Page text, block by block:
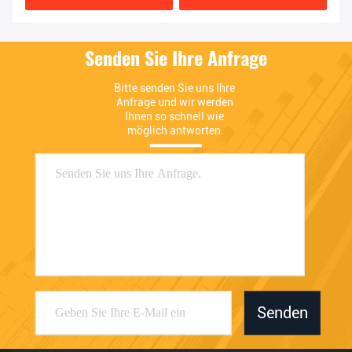
Richtung
Senden Sie Ihre Anfrage
Bitte senden Sie uns Ihre
Anfrage und wir werden
Ihnen so schnell wie
möglich antworten.
Senden